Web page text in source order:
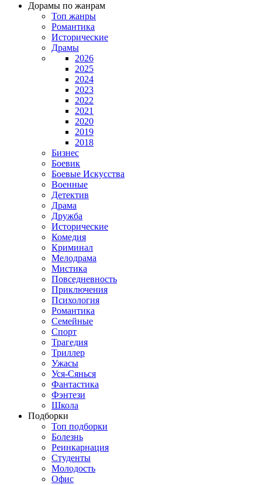
Дорамы по жанрам
Топ жанры
Романтика
Исторические
Драмы
2026
2025
2024
2023
2022
2021
2020
2019
2018
Бизнес
Боевик
Боевые Искусства
Военные
Детектив
Драма
Дружба
Исторические
Комедия
Криминал
Мелодрама
Мистика
Повседневность
Приключения
Психология
Романтика
Семейные
Спорт
Трагедия
Триллер
Ужасы
Уся-Сянься
Фантастика
Фэнтези
Школа
Подборки
Топ подборки
Болезнь
Реинкарнация
Студенты
Молодость
Офис